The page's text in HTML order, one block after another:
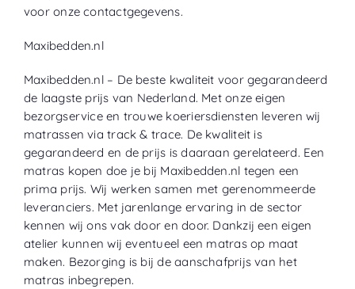
voor onze contactgegevens.
Maxibedden.nl
Maxibedden.nl – De beste kwaliteit voor gegarandeerd
de laagste prijs van Nederland. Met onze eigen
bezorgservice en trouwe koeriersdiensten leveren wij
matrassen via track & trace. De kwaliteit is
gegarandeerd en de prijs is daaraan gerelateerd. Een
matras kopen doe je bij Maxibedden.nl tegen een
prima prijs. Wij werken samen met gerenommeerde
leveranciers. Met jarenlange ervaring in de sector
kennen wij ons vak door en door. Dankzij een eigen
atelier kunnen wij eventueel een matras op maat
maken. Bezorging is bij de aanschafprijs van het
matras inbegrepen.